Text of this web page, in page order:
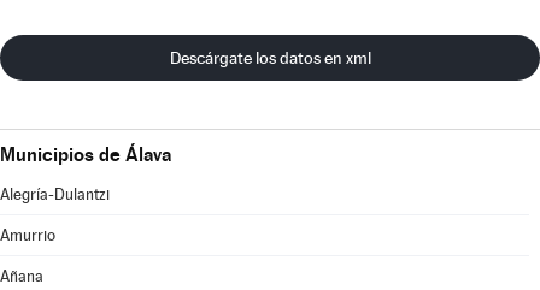
Descárgate los datos en xml
Municipios de Álava
Alegría-Dulantzi
Amurrio
Añana